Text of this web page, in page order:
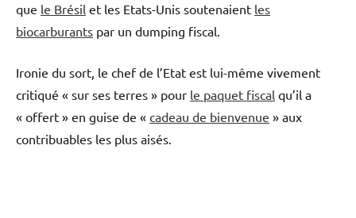
que le Brésil et les Etats-Unis soutenaient les
biocarburants par un dumping fiscal.
Ironie du sort, le chef de l’Etat est lui-même vivement
critiqué « sur ses terres » pour le paquet fiscal qu’il a
« offert » en guise de « cadeau de bienvenue » aux
contribuables les plus aisés.